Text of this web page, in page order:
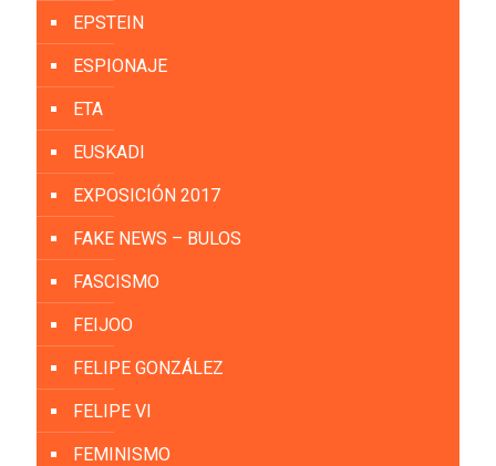
EPSTEIN
ESPIONAJE
ETA
EUSKADI
EXPOSICIÓN 2017
FAKE NEWS – BULOS
FASCISMO
FEIJOO
FELIPE GONZÁLEZ
FELIPE VI
FEMINISMO